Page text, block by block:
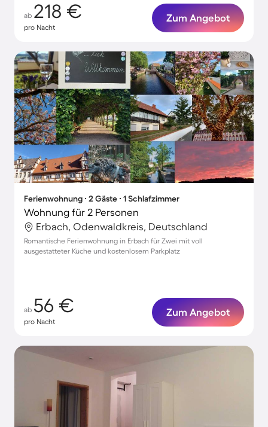
ab 218 €
pro Nacht
Zum Angebot
Ferienwohnung ∙ 2 Gäste ∙ 1 Schlafzimmer
Wohnung für 2 Personen
Erbach, Odenwaldkreis, Deutschland
Romantische Ferienwohnung in Erbach für Zwei mit voll
ausgestatteter Küche und kostenlosem Parkplatz
ab 56 €
pro Nacht
Zum Angebot